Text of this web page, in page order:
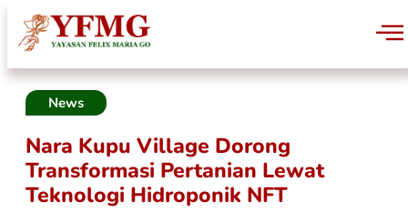
News
Nara Kupu Village Dorong
Transformasi Pertanian Lewat
Teknologi Hidroponik NFT